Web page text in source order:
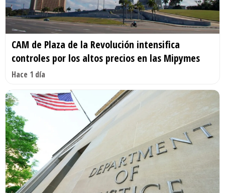
CAM de Plaza de la Revolución intensifica
controles por los altos precios en las Mipymes
Hace 1 día